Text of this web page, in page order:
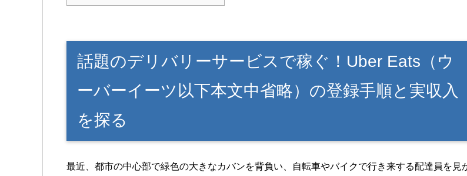
話題のデリバリーサービスで稼ぐ！Uber Eats（ウ
ーバーイーツ以下本文中省略）の登録手順と実収入
を探る
最近、都市の中心部で緑色の大きなカバンを背負い、自転車やバイクで行き来する配達員を見